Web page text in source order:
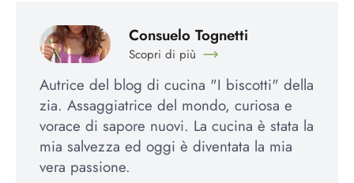
Consuelo Tognetti
Scopri di più
Autrice del blog di cucina "I biscotti" della
zia. Assaggiatrice del mondo, curiosa e
vorace di sapore nuovi. La cucina è stata la
mia salvezza ed oggi è diventata la mia
vera passione.